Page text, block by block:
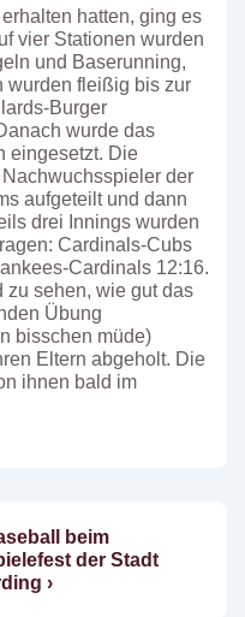
hatten, ging es
vier Stationen wurden
und Baserunning,
wurden fleißig bis zur
Burger
wurde das
eingesetzt. Die
der
aufgeteilt und dann
drei Innings wurden
Cardinals-Cubs
Cardinals 12:16.
zu sehen, wie gut das
Übung
bisschen müde)
Eltern abgeholt. Die
ihnen bald im
beim
der Stadt
›